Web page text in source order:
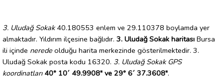
3. Uludağ Sokak40.180553 enlem ve 29.110378 boylamda yer
almaktadır. Yıldırım ilçesine bağlıdır. 3. Uludağ Sokak haritası Bursa
ili içinde nerede olduğu harita merkezinde gösterilmektedir. 3.
Uludağ Sokak posta kodu 16320. 3. Uludağ Sokak GPS
koordinatları 40° 10´ 49.9908" ve 29° 6´ 37.3608".